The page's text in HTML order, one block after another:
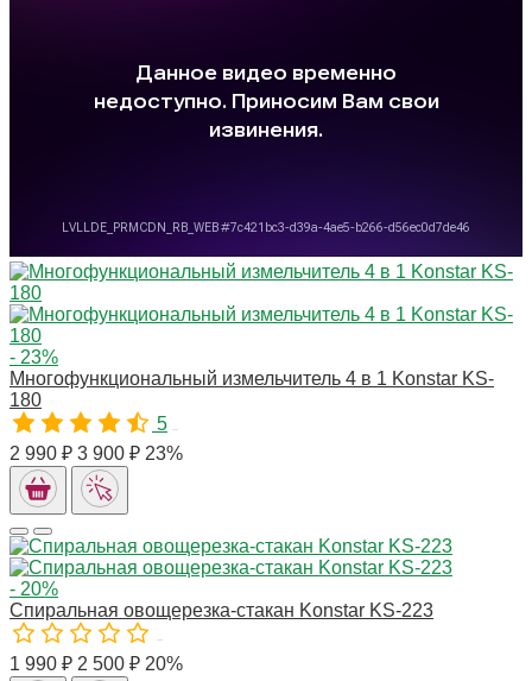
- 23%
Многофункциональный измельчитель 4 в 1 Konstar KS-
180
5
2 990 ₽ 3 900 ₽ 23%
- 20%
Спиральная овощерезка-стакан Konstar KS-223
1 990 ₽ 2 500 ₽ 20%